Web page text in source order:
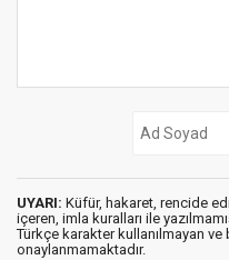
UYARI: Küfür, hakaret, rencide
içeren, imla kuralları ile
Türkçe karakter kullanılmayan
onaylanmamaktadır.